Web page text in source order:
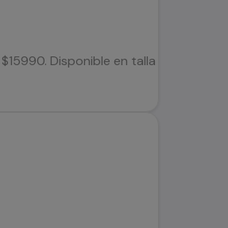
Disponible en talla 14-16 -